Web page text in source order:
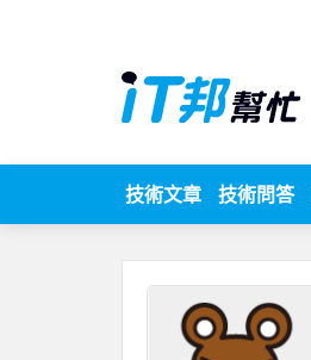
技術文章 技術問答